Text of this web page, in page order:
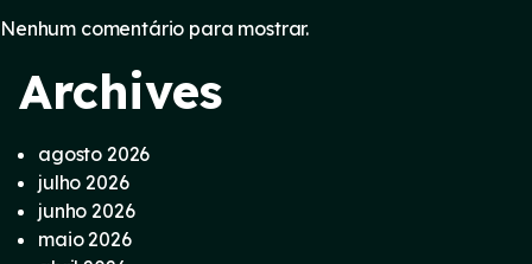
Nenhum comentário para mostrar.
Archives
agosto 2026
julho 2026
junho 2026
maio 2026